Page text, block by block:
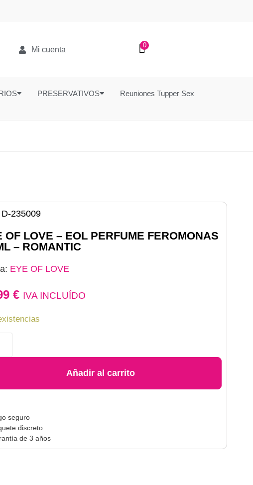
Mi cuenta
0
PRESERVATIVOS Reuniones Tupper Sex
D-235009
OF LOVE – EOL PERFUME FEROMONAS
– ROMANTIC
EYE OF LOVE
€ IVA INCLUÍDO
Añadir al carrito
seguro
discreto
de 3 años